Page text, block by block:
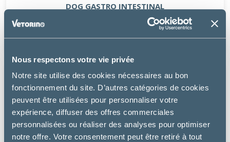
Nous respectons votre vie privée
Notre site utilise des cookies nécessaires au bon
fonctionnement du site. D’autres catégories de cookies
peuvent être utilisées pour personnaliser votre
expérience, diffuser des offres commerciales
personnalisées ou réaliser des analyses pour optimiser
notre offre. Votre consentement peut être retiré à tout
DOG GASTRO INTESTINAL
24.49€